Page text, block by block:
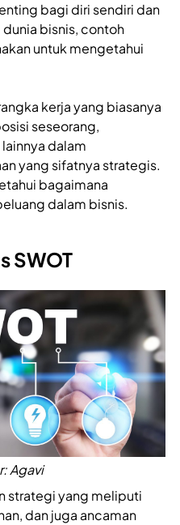
bagi diri sendiri dan
bisnis, contoh
untuk mengetahui
kerja yang biasanya
seseorang,
dalam
yang sifatnya strategis.
bagaimana
dalam bisnis.
SWOT
Agavi
strategi yang meliputi
dan juga ancaman